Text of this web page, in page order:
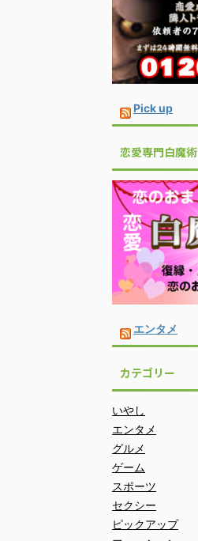
Pick up
恋愛専門白魔術
エンタメ
カテゴリー
いやし
エンタメ
グルメ
ゲーム
スポーツ
セクシー
ピックアップ